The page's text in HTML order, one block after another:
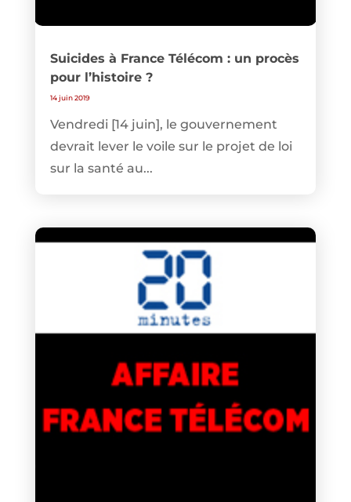
Suicides à France Télécom : un procès
pour l’histoire ?
14 juin 2019
Vendredi [14 juin], le gouvernement
devrait lever le voile sur le projet de loi
sur la santé au...